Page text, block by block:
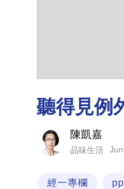
聽得見例
陳凱嘉
品味生活
經一專欄